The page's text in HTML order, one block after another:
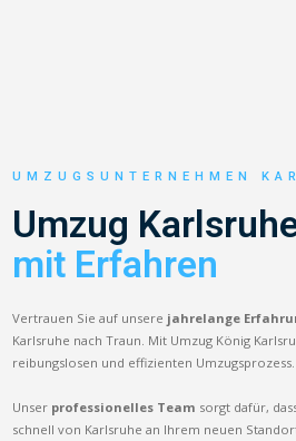
UMZUGSUNTERNEHMEN
Umzug
mit Erfahren
Vertrauen Sie auf unsere jahrelange
Karlsruhe nach Traun. Mit Umzug König
reibungslosen und effizienten Umzugsprozess.
Unser professionelles Team sorgt dafür,
schnell von Karlsruhe an Ihrem neuen